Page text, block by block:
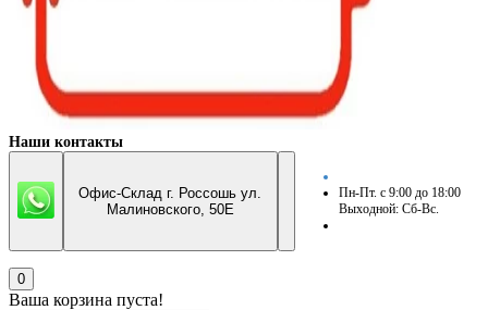
Наши контакты
Офис-Склад г. Россошь ул.
Малиновского, 50Е
Пн-Пт. с 9:00 до 18:00
Выходной: Сб-Вс.
0
Ваша корзина пуста!